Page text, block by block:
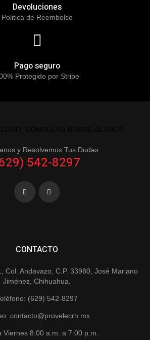
Devoluciones
Politica de Reembolso
Pago seguro
Protegido por Stripe
y Resolvemos Tus Dudas
542-8297
CONTACTO
Col. Andavazo, C.P. 33980, José Mariano
Jiménez, Chihuahua.
(629) 542-8297
contacto@provelecrh.mx
Viernes 8:00 a.m. a 7:00 p.m.